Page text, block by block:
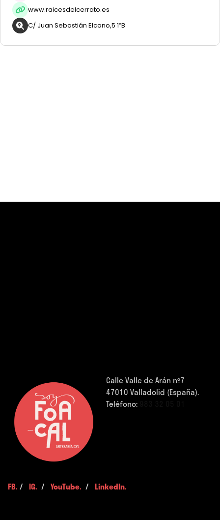
www.raicesdelcerrato.es
C/ Juan Sebastián Elcano,5 1ºB
Calle Valle de Arán nº7
47010 Valladolid (España).
Teléfono:
FB. / IG. / YouTube. / LinkedIn.